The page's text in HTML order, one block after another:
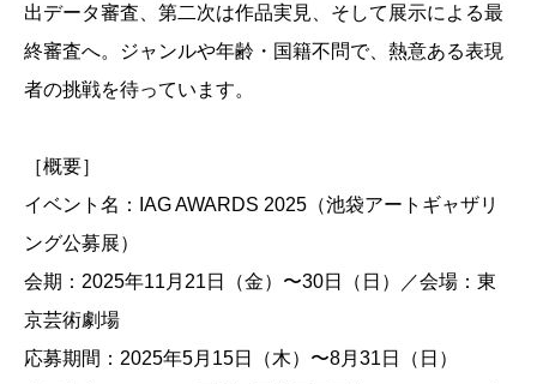
出データ審査、第二次は作品実見、そして展示による最
終審査へ。ジャンルや年齢・国籍不問で、熱意ある表現
者の挑戦を待っています。
［概要］
イベント名：IAG AWARDS 2025（池袋アートギャザリ
ング公募展）
会期：2025年11月21日（金）〜30日（日）／会場：東
京芸術劇場
応募期間：2025年5月15日（木）〜8月31日（日）